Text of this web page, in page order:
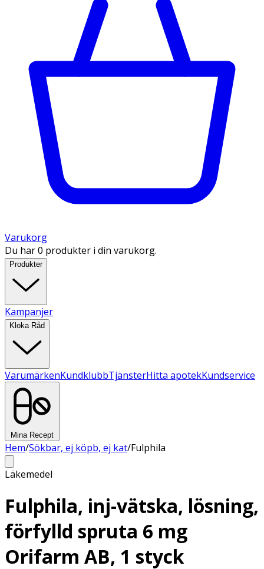
Varukorg
Du har 0 produkter i din varukorg.
Produkter
Kampanjer
Kloka Råd
VarumärkenKundklubbTjänsterHitta apotekKundservice
Mina Recept
Hem/Sökbar, ej köpb, ej kat/Fulphila
Läkemedel
Fulphila, inj-vätska, lösning,
förfylld spruta 6 mg
Orifarm AB, 1 styck